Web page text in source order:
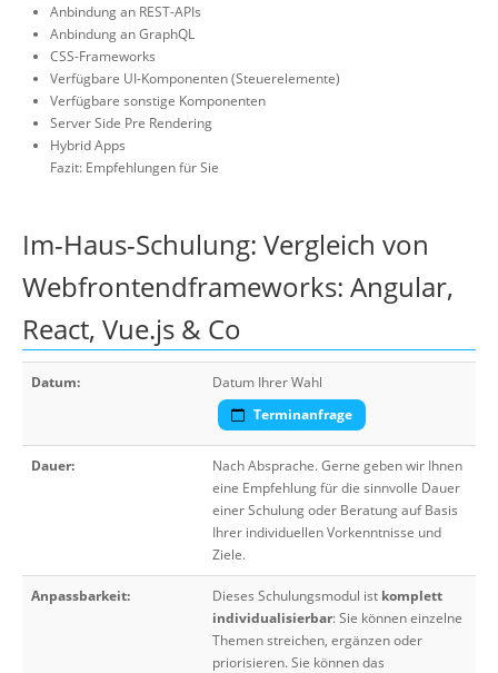
Anbindung an REST-APIs
Anbindung an GraphQL
CSS-Frameworks
Verfügbare UI-Komponenten (Steuerelemente)
Verfügbare sonstige Komponenten
Server Side Pre Rendering
Hybrid Apps
Fazit: Empfehlungen für Sie
Im-Haus-Schulung: Vergleich von
Webfrontendframeworks: Angular,
React, Vue.js & Co
Datum:
Datum Ihrer Wahl
Terminanfrage
Dauer:
Nach Absprache. Gerne geben wir Ihnen
eine Empfehlung für die sinnvolle Dauer
einer Schulung oder Beratung auf Basis
Ihrer individuellen Vorkenntnisse und
Ziele.
Anpassbarkeit: Dieses Schulungsmodul ist komplett
individualisierbar: Sie können einzelne
Themen streichen, ergänzen oder
priorisieren. Sie können das